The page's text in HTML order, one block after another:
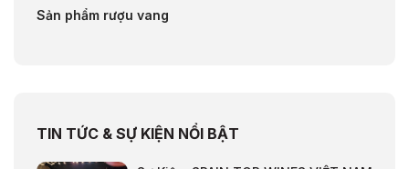
Sản phẩm rượu vang
TIN TỨC & SỰ KIỆN NỔI BẬT